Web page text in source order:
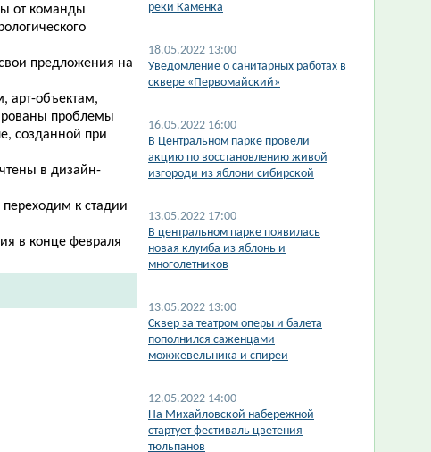
от команды
предложения на
арт-объектам,
проблемы
созданной при
в дизайн-
к стадии
в конце февраля
реки Каменка
18.05.2022 13:00
Уведомление о санитарных работах в
сквере «Первомайский»
16.05.2022 16:00
В Центральном парке провели
акцию по восстановлению живой
изгороди из яблони сибирской
13.05.2022 17:00
В центральном парке появилась
новая клумба из яблонь и
многолетников
13.05.2022 13:00
Сквер за театром оперы и балета
пополнился саженцами
можжевельника и спиреи
12.05.2022 14:00
На Михайловской набережной
стартует фестиваль цветения
тюльпанов